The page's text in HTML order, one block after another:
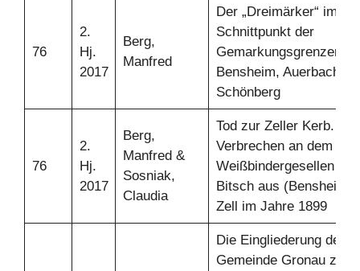
76
2.
Hj.
2017
Berg,
Manfred
Der „Dreimärker“ im
Schnittpunkt der
Gemarkungsgrenzen
Bensheim, Auerbach
Schönberg
76
2.
Hj.
2017
Berg,
Manfred &
Sosniak,
Claudia
Tod zur Zeller Kerb.
Verbrechen an dem
Weißbindergesellen
Bitsch aus (Bensheim-)
Zell im Jahre 1899
Die Eingliederung der
Gemeinde Gronau zur